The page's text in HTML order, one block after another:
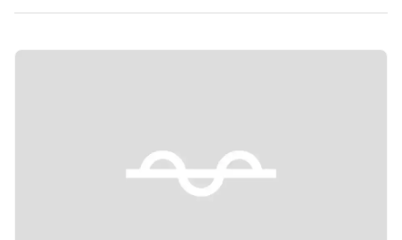
Previous slide